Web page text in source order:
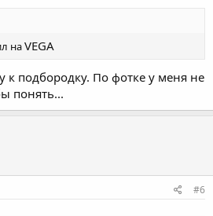
наVEGA
к подбородку. По фотке у меня не
понять...
#6